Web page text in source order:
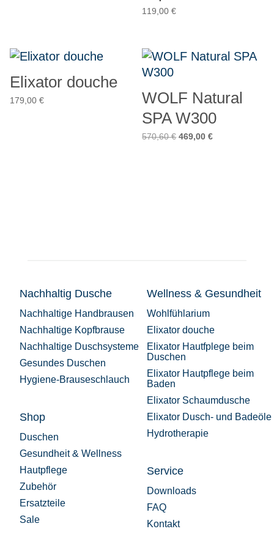
119,00€
Elixator douche
179,00 €
WOLF Natural
SPA W300
570,60€ Ursprünglicher
469,00€Aktueller
Nachhaltig Dusche
Nachhaltige Handbrausen
Nachhaltige Kopfbrause
Nachhaltige Duschsysteme
Gesundes Duschen
Hygiene-Brauseschlauch
Shop
Duschen
Gesundheit & Wellness
Hautpflege
Zubehör
Ersatzteile
Sale
Wellness & Gesundheit
Wohlfühlarium
Elixator douche
Elixator Hautfplege beim
Duschen
Elixator Hautpflege beim
Baden
Elixator Schaumdusche
Elixator Dusch- und Badeöle
Hydrotherapie
Service
Downloads
FAQ
Kontakt